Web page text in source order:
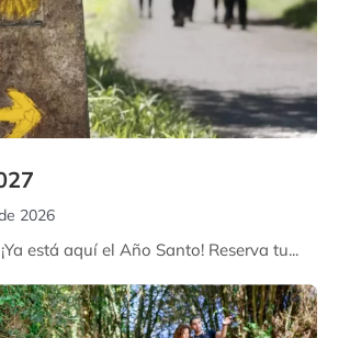
2026
está aquí el Año Santo! Reserva tu...